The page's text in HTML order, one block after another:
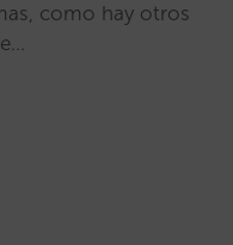
como hay otros